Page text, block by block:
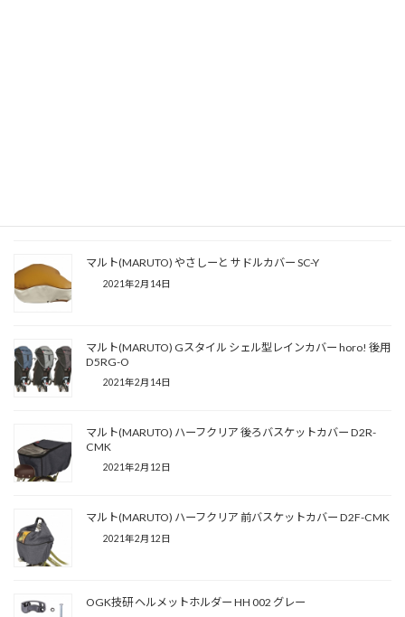
マルト(MARUTO) やさしーと サドルカバー SC-Y
2021年2月14日
マルト(MARUTO) Gスタイル シェル型レインカバー horo! 後用
D5RG-O
2021年2月14日
マルト(MARUTO) ハーフクリア 後ろバスケットカバー D2R-
CMK
2021年2月12日
マルト(MARUTO) ハーフクリア 前バスケットカバー D2F-CMK
2021年2月12日
OGK技研 ヘルメットホルダー HH 002 グレー